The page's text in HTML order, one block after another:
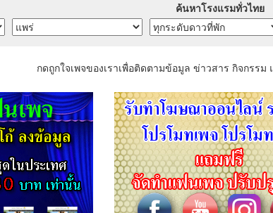
ค้นหาโรงแรมทั่วไทย
กดถูกใจเพจของเราเพื่อติดตามข้อมูล ข่าวสาร กิจกรร